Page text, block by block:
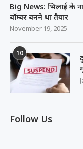
Big News: भिलाई के
बॉम्बर बनने था तैयार
November 19, 2025
10
Follow Us